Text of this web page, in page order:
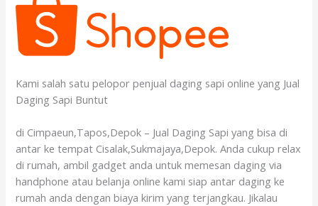
Kami salah satu pelopor penjual daging sapi online yang Jual
Daging Sapi Buntut
di Cimpaeun,Tapos,Depok – Jual Daging Sapi yang bisa di
antar ke tempat Cisalak,Sukmajaya,Depok. Anda cukup relax
di rumah, ambil gadget anda untuk memesan daging via
handphone atau belanja online kami siap antar daging ke
rumah anda dengan biaya kirim yang terjangkau. Jikalau